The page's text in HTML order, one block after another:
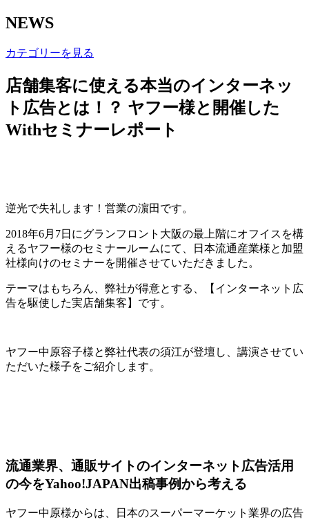
NEWS
カテゴリーを見る
店舗集客に使える本当のインターネッ
ト広告とは！？ ヤフー様と開催した
Withセミナーレポート
逆光で失礼します！営業の濵田です。
2018年6月 7日にグランフロント大阪の最上階にオフイスを構
えるヤフー様のセミナールームにて、日本流通産業様と加盟
社様向けのセミナーを開催させていただきました。
テーマはもちろん、弊社が得意とする、【インターネット広
告を駆使した実店舗集客】です。
ヤフー中原容子様と弊社代表の須江が登壇し、講演させてい
ただいた様子をご紹介します。
流通業界、通販サイトのインターネット広告活用
の今をYahoo!JAPAN出稿事例から考える
ヤフー中原様からは、日本のスーパーマーケット業界の広告